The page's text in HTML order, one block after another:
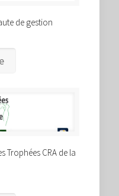
de gestion
Trophées CRA de la